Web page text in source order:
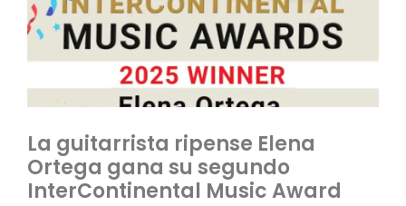
La guitarrista ripense Elena
Ortega gana su segundo
InterContinental Music Award